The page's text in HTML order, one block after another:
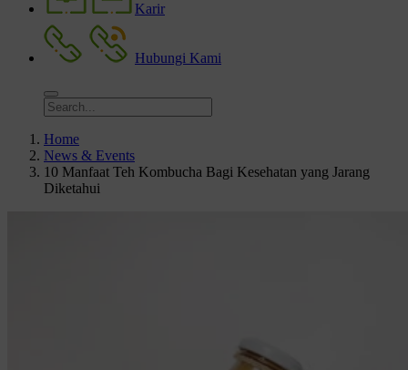
Karir
Hubungi Kami
Home
News & Events
10 Manfaat Teh Kombucha Bagi Kesehatan yang Jarang
Diketahui